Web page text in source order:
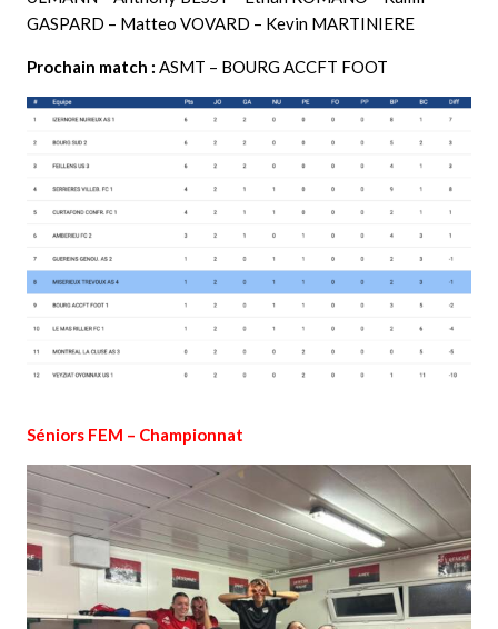
GASPARD – Matteo VOVARD – Kevin MARTINIERE
Prochain match : ASMT – BOURG ACCFT FOOT
Séniors FEM – Championnat